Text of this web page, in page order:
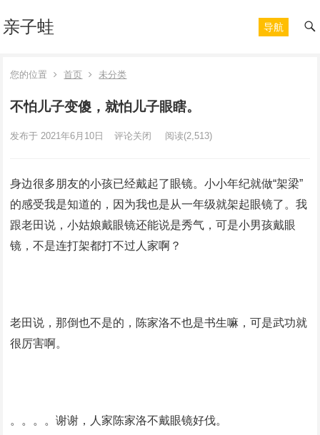
亲子蛙 导航
您的位置 首页 未分类
不怕儿子变傻，就怕儿子眼瞎。
发布于 2021年6月10日 评论关闭 阅读(2,513)
身边很多朋友的小孩已经戴起了眼镜。小小年纪就做“架梁”
的感受我是知道的，因为我也是从一年级就架起眼镜了。我
跟老田说，小姑娘戴眼镜还能说是秀气，可是小男孩戴眼
镜，不是连打架都打不过人家啊？
老田说，那倒也不是的，陈家洛不也是书生嘛，可是武功就
很厉害啊。
。。。。谢谢，人家陈家洛不戴眼镜好伐。